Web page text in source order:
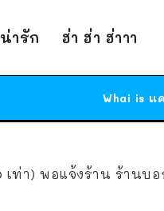
ารัก ฮ่า ฮ่า ฮ่าาา
Whai is แ
ง เอามาถามในกลุ่ม ชาวเน็ตเห็นพ้องว่